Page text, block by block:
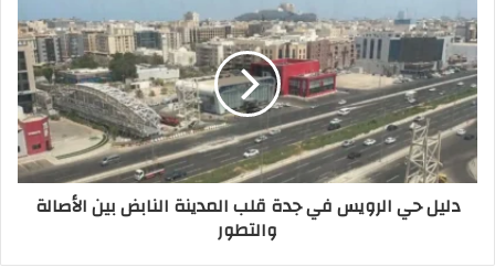
دليل حي الرويس في جدة قلب المدينة النابض بين الأصالة
والتطور